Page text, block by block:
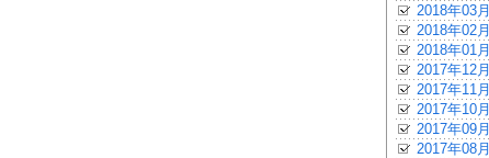
2018年03月
2018年02月
2018年01月
2017年12月
2017年11月
2017年10月
2017年09月
2017年08月